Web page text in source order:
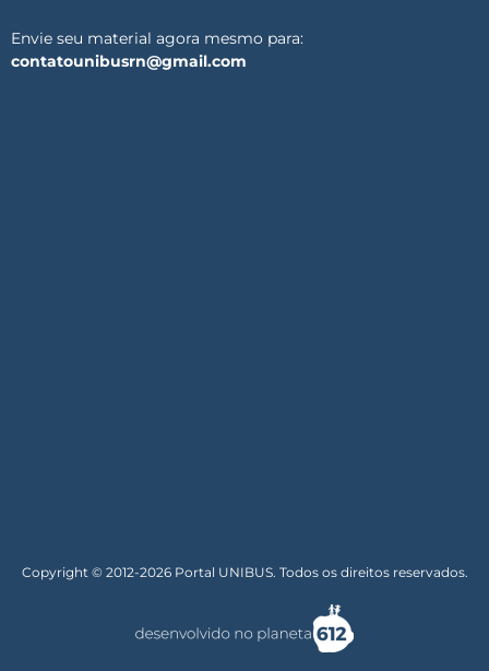
Envie seu material agora mesmo para:
contatounibusrn@gmail.com
Copyright © 2012-2026 Portal UNIBUS. Todos os direitos reservados.